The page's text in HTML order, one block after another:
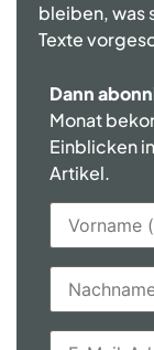
bleiben, was
Texte
Dann
Monat
Einblicken
Artikel.